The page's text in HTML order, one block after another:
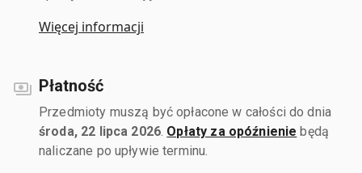
Więcej informacji
Płatność
Przedmioty muszą być opłacone w całości do dnia
środa, 22 lipca 2026 Opłaty za opóźnienie będą
naliczane po upływie terminu.